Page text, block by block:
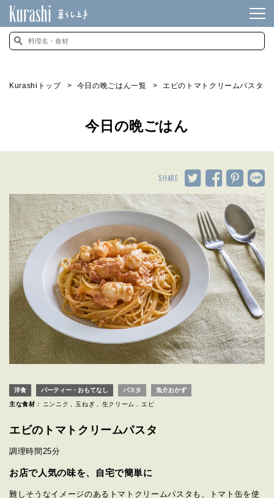
Kurashiトップ 今日の晩ごはん一覧 エビのトマトクリームパスタ
今日の晩ごはん
SHARE
洋食 パーティー・おもてなし パスタ 魚介おかず
主な食材 : ニンニク 玉ねぎ 生クリーム エビ
エビのトマトクリームパスタ
調理時間 25分
お店で人気の味を、自宅で簡単に
難しそうなイメージのあるトマトクリームパスタも、トマト缶を使